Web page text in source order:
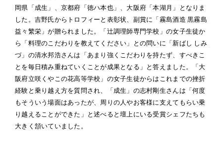
岡県「成生」、京都府「徳ハ本也」、大阪府「本湖月」となりま
した。吉野氏からトロフィーと表彰状、副賞に「霧島酒造 黒霧島
益々繁栄」が贈られました。「辻調理師専門学校」の女子生徒か
ら「料理のこだわりを教えてください」との問いに「新ばし しみ
づ」の清水邦浩さんは「あまり強くこだわりを持たず、すべきこ
とを毎日積み重ねていくことが成果となる」と答えました。「大
阪府立咲くやこの花高等学校」の女子生徒からはこれまでの挫折
経験と乗り越え方を質問され、「成生」の志村剛生さんは「何度
もそういう場面はあったが、周りの人やお客様に支えてもらい乗
り越えることができた」と述べると壇上にいる受賞シェフたちも
大きく頷いていました。